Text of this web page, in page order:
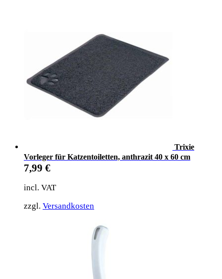
Trixie
Vorleger für Katzentoiletten, anthrazit 40 x 60 cm
7,99 €
incl. VAT
zzgl. Versandkosten